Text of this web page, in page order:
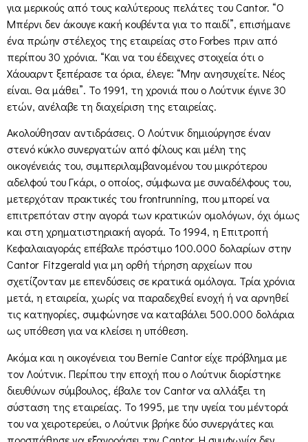
για μερικούς από τους καλύτερους πελάτες του Cantor. “Ο
Μπέρνι δεν άκουγε κακή κουβέντα για το παιδί”, επισήμανε
ένα πρώην στέλεχος της εταιρείας στο Forbes πριν από
περίπου 30 χρόνια. “Και να του έδειχνες στοιχεία ότι ο
Χάουαρντ ξεπέρασε τα όρια, έλεγε: “Μην ανησυχείτε. Νέος
είναι. Θα μάθει”. Το 1991, τη χρονιά που ο Λούτνικ έγινε 30
ετών, ανέλαβε τη διαχείριση της εταιρείας.
Ακολούθησαν αντιδράσεις. Ο Λούτνικ δημιούργησε έναν
στενό κύκλο συνεργατών από φίλους και μέλη της
οικογένειάς του, συμπεριλαμβανομένου του μικρότερου
αδελφού του Γκάρι, ο οποίος, σύμφωνα με συναδέλφους του,
μετερχόταν πρακτικές του frontrunning, που μπορεί να
επιτρεπόταν στην αγορά των κρατικών ομολόγων, όχι όμως
και στη χρηματιστηριακή αγορά. Το 1994, η Επιτροπή
Κεφαλαιαγοράς επέβαλε πρόστιμο 100.000 δολαρίων στην
Cantor Fitzgerald για μη ορθή τήρηση αρχείων που
σχετίζονταν με επενδύσεις σε κρατικά ομόλογα. Τρία χρόνια
μετά, η εταιρεία, χωρίς να παραδεχθεί ενοχή ή να αρνηθεί
τις κατηγορίες, συμφώνησε να καταβάλει 500.000 δολάρια
ως υπόθεση για να κλείσει η υπόθεση.
Ακόμα και η οικογένεια του Bernie Cantor είχε πρόβλημα με
τον Λούτνικ. Περίπου την εποχή που ο Λούτνικ διορίστηκε
διευθύνων σύμβουλος, έβαλε τον Cantor να αλλάξει τη
σύσταση της εταιρείας. Το 1995, με την υγεία του μέντορά
του να χειροτερεύει, ο Λούτνικ βρήκε δύο συνεργάτες και